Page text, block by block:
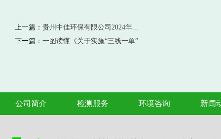
上一篇： 贵州中佳环保有限公司2024年...
下一篇： 一图读懂《关于实施“三线一单”...
公司简介 检测服务 环境咨询 新闻